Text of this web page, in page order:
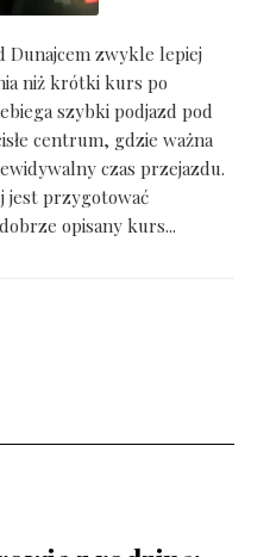
Dunajcem zwykle lepiej
niż krótki kurs po
szybki podjazd pod
centrum, gdzie ważna
czas przejazdu.
jest przygotować
opisany kurs...